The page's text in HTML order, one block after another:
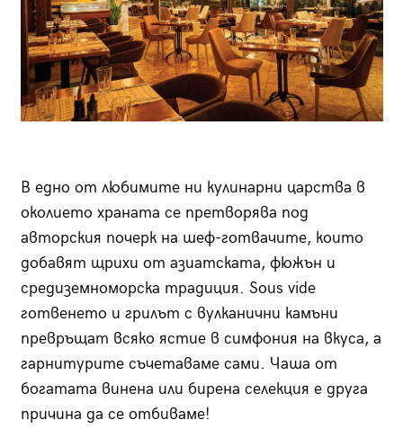
В едно от любимите ни кулинарни царства в
околието храната се претворява под
авторския почерк на шеф-готвачите, които
добавят щрихи от азиатската, фюжън и
средиземноморска традиция. Sous vide
готвенето и грилът с вулканични камъни
превръщат всяко ястие в симфония на вкуса, а
гарнитурите съчетаваме сами. Чаша от
богатата винена или бирена селекция е друга
причина да се отбиваме!